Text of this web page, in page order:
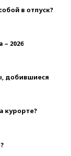
в отпуск?
– 2026
добившиеся
курорте?